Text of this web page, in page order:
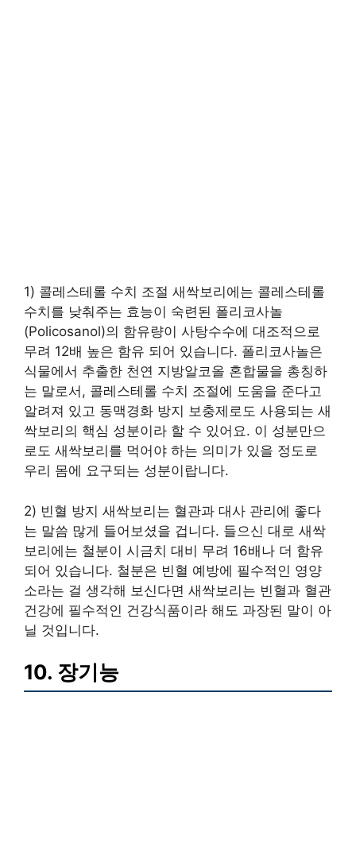
1) 콜레스테롤 수치 조절 새싹보리에는 콜레스테롤
수치를 낮춰주는 효능이 숙련된 폴리코사놀
(Policosanol)의 함유량이 사탕수수에 대조적으로
무려 12배 높은 함유 되어 있습니다. 폴리코사놀은
식물에서 추출한 천연 지방알코올 혼합물을 총칭하
는 말로서, 콜레스테롤 수치 조절에 도움을 준다고
알려져 있고 동맥경화 방지 보충제로도 사용되는 새
싹보리의 핵심 성분이라 할 수 있어요. 이 성분만으
로도 새싹보리를 먹어야 하는 의미가 있을 정도로
우리 몸에 요구되는 성분이랍니다.
2) 빈혈 방지 새싹보리는 혈관과 대사 관리에 좋다
는 말씀 많게 들어보셨을 겁니다. 들으신 대로 새싹
보리에는 철분이 시금치 대비 무려 16배나 더 함유
되어 있습니다. 철분은 빈혈 예방에 필수적인 영양
소라는 걸 생각해 보신다면 새싹보리는 빈혈과 혈관
건강에 필수적인 건강식품이라 해도 과장된 말이 아
닐 것입니다.
10. 장기능